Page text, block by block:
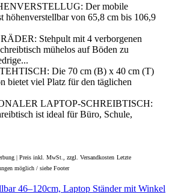
Der mobile
höhenverstellbar von 65,8 cm bis 106,9
Stehpult mit 4 verborgenen
mühelos auf Böden zu
Die 70 cm (B) x 40 cm (T)
bietet viel Platz für den täglichen
LAPTOP-SCHREIBTISCH:
ist ideal für Büro, Schule,
| Preis inkl. MwSt., zzgl. Versandkosten Letzte
möglich / siehe Footer